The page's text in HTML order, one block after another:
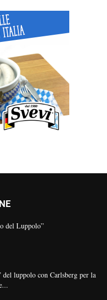
del Luppolo”
del luppolo con Carlsberg per la